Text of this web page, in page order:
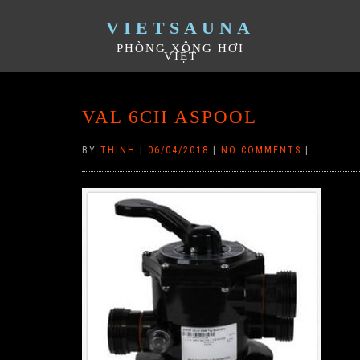
VIETSAUNA
PHÒNG XÔNG HƠI
VIỆT
VAL 6CH ASPOOL
BY THINH 06/04/2018 NO COMMENTS